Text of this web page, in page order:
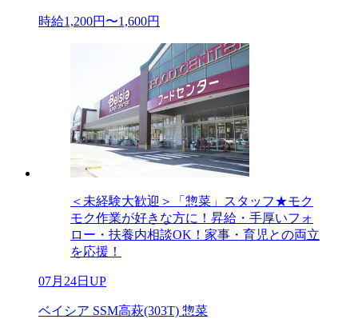
時給1,200円〜1,600円
＜未経験大歓迎＞「惣菜」スタッフ★モク
モク作業が好きな方に！昇給・手厚いフォ
ロー・扶養内相談OK！家事・育児との両立
を応援！
07月24日UP
ベイシア SSM高萩(303T) 惣菜